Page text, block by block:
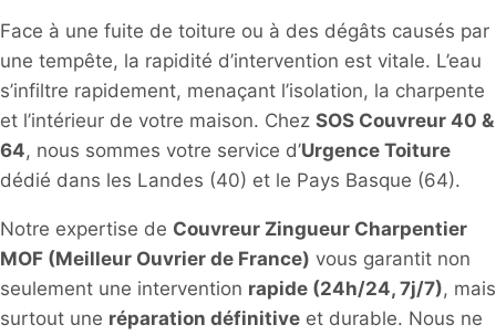
Face à une fuite de toiture ou à des dégâts causés par
une tempête, la rapidité d’intervention est vitale. L’eau
s’infiltre rapidement, menaçant l’isolation, la charpente
et l’intérieur de votre maison. Chez SOS Couvreur 40 &
64, nous sommes votre service d’Urgence Toiture
dédié dans les Landes (40) et le Pays Basque (64).
Notre expertise de Couvreur Zingueur Charpentier
MOF (Meilleur Ouvrier de France) vous garantit non
seulement une intervention rapide (24h/24, 7j/7), mais
surtout une réparation définitive et durable. Nous ne